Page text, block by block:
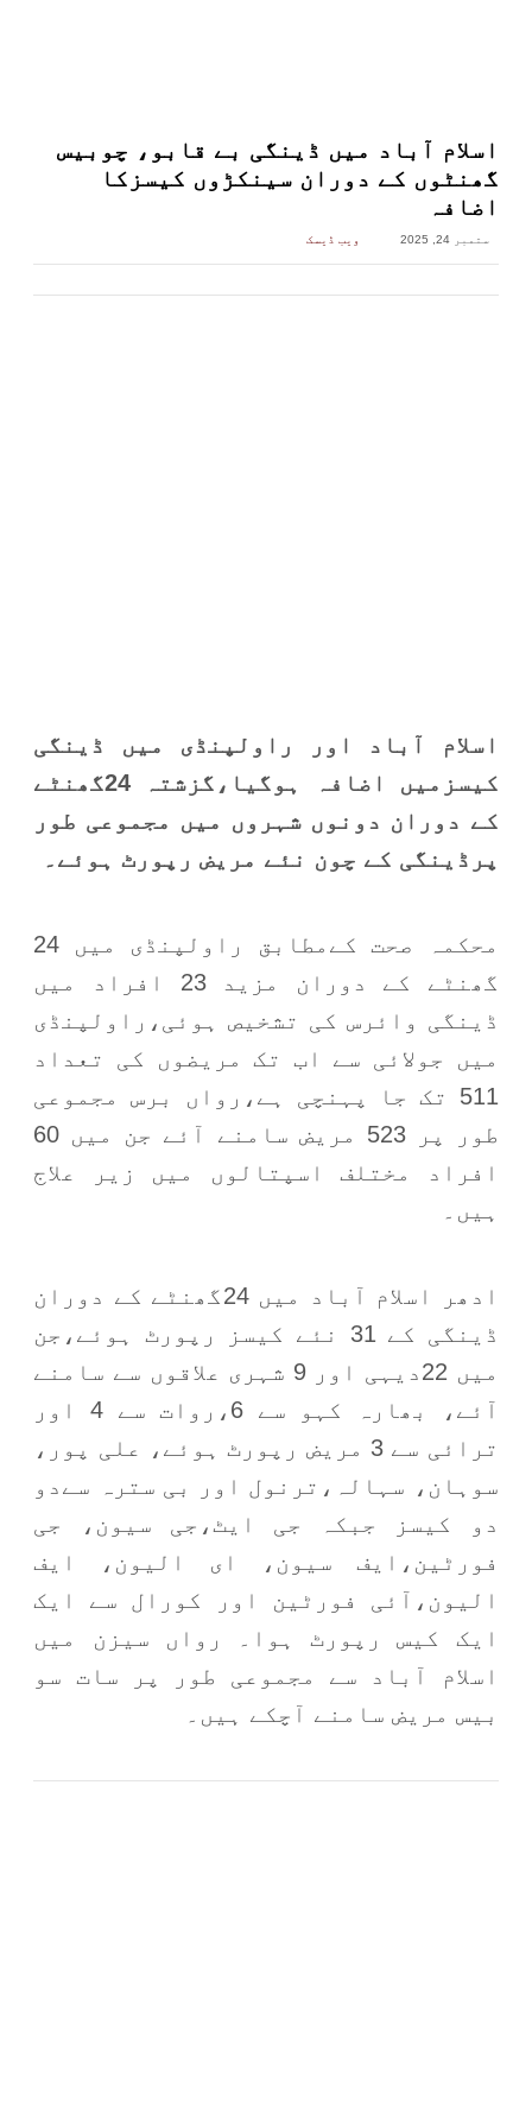
اسلام آباد میں ڈینگی بے قابو، چوبیس
گھنٹوں کے دوران سینکڑوں کیسزکا
اضافہ
ستمبر 24, 2025 ویب ڈیسک
اسلام آباد اور راولپنڈی میں ڈینگی
کیسزمیں اضافہ ہوگیا،گزشتہ 24گھنٹے
کے دوران دونوں شہروں میں مجموعی طور
پرڈینگی کے چون نئے مریض رپورٹ ہوئے۔
محکمہ صحت کےمطابق راولپنڈی میں 24
گھنٹے کے دوران مزید 23 افراد میں
ڈینگی وائرس کی تشخیص ہوئی،راولپنڈی
میں جولائی سے اب تک مریضوں کی تعداد
511 تک جا پہنچی ہے،رواں برس مجموعی
طور پر 523 مریض سامنے آئے جن میں 60
افراد مختلف اسپتالوں میں زیر علاج
ہیں۔
ادھر اسلام آباد میں 24گھنٹے کے دوران
ڈینگی کے 31 نئے کیسز رپورٹ ہوئے،جن
میں 22دیہی اور 9 شہری علاقوں سے سامنے
آئے، بھارہ کہو سے 6،روات سے 4 اور
ترائی سے 3 مریض رپورٹ ہوئے، علی پور،
سوہان، سہالہ،ترنول اور بی سترہ سےدو
دو کیسز جبکہ جی ایٹ،جی سیون، جی
فورٹین،ایف سیون، ای الیون، ایف
الیون،آئی فورٹین اور کورال سے ایک
ایک کیس رپورٹ ہوا۔ رواں سیزن میں
اسلام آباد سے مجموعی طور پر سات سو
بیس مریض سامنے آچکے ہیں۔